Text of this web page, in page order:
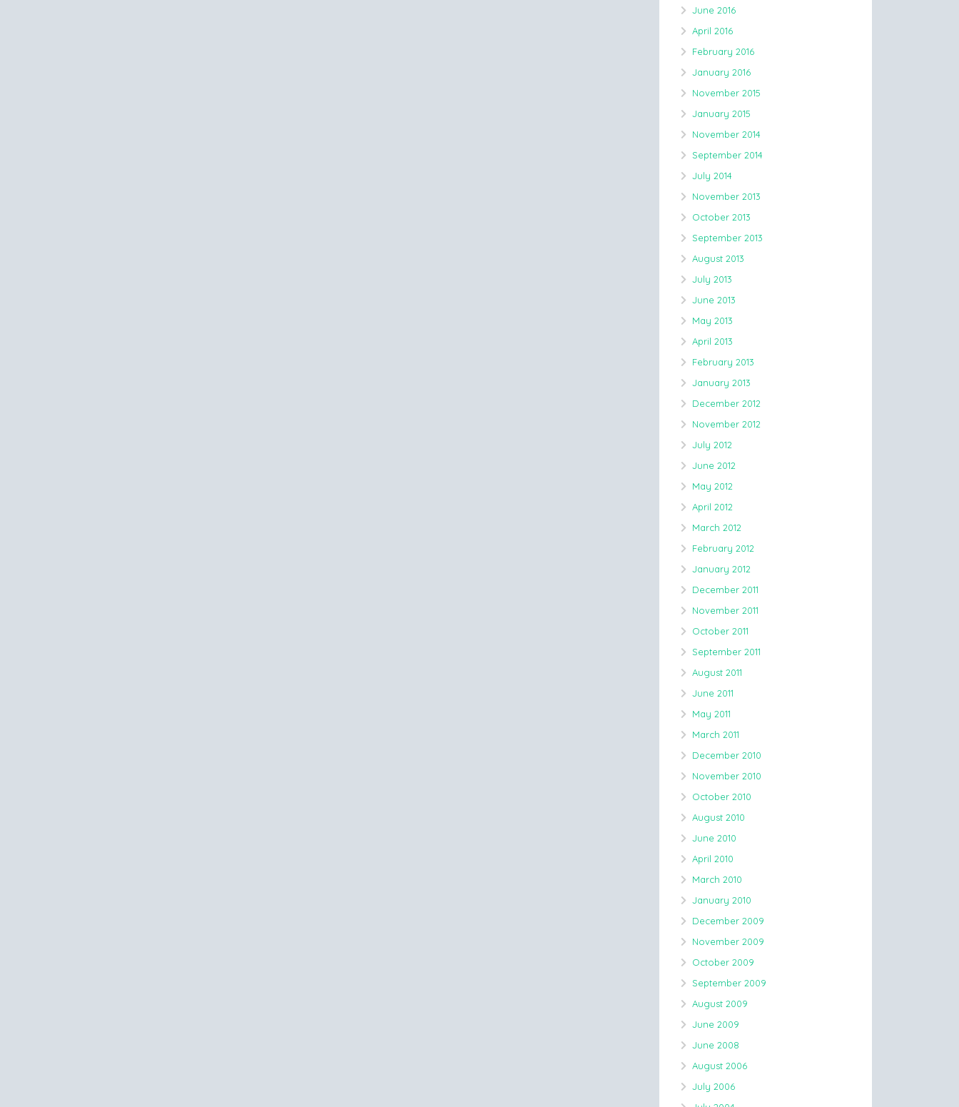
June 2016
April 2016
February 2016
January 2016
November 2015
January 2015
November 2014
September 2014
July 2014
November 2013
October 2013
September 2013
August 2013
July 2013
June 2013
May 2013
April 2013
February 2013
January 2013
December 2012
November 2012
July 2012
June 2012
May 2012
April 2012
March 2012
February 2012
January 2012
December 2011
November 2011
October 2011
September 2011
August 2011
June 2011
May 2011
March 2011
December 2010
November 2010
October 2010
August 2010
June 2010
April 2010
March 2010
January 2010
December 2009
November 2009
October 2009
September 2009
August 2009
June 2009
June 2008
August 2006
July 2006